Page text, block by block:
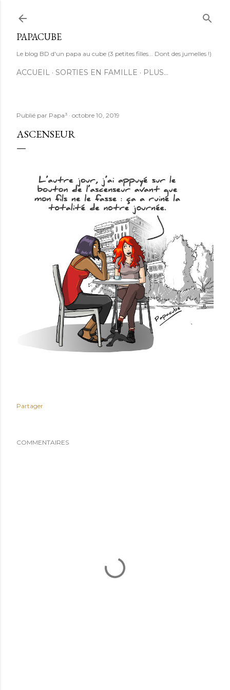
PAPACUBE
Le blog BD d'un papa au cube (3 petites filles... Dont des jumelles !)
ACCUEIL SORTIES EN FAMILLE PLUS…
Publié par Papa³ octobre 10, 2019
ASCENSEUR
Partager
COMMENTAIRES